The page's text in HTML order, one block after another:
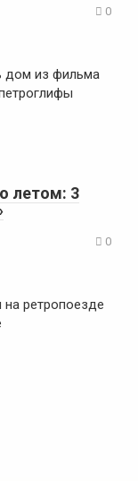
0
дом из фильма
летом: 3
0
на ретропоезде